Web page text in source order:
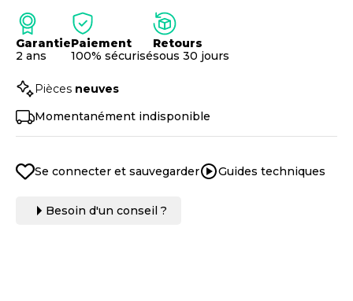
Garantie
2 ans
Paiement
100% sécurisé
Retours
sous 30 jours
Pièces neuves
Momentanément indisponible
Se connecter et sauvegarder Guides techniques
Besoin d'un conseil ?